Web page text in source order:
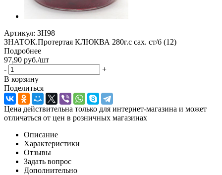
Артикул: ЗН98
ЗНАТОК.Протертая КЛЮКВА 280г.с сах. ст/б (12)
Подробнее
97,90 руб./шт
-
+
В корзину
Поделиться
Цена действительна только для интернет-магазина и может
отличаться от цен в розничных магазинах
Описание
Характеристики
Отзывы
Задать вопрос
Дополнительно